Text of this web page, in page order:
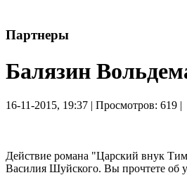
Партнеры
Балязин
16-11-2015, 19:37 | Просмотров: 619 |
Действие романа "Царский внук
Василия Шуйского. Вы прочтете об